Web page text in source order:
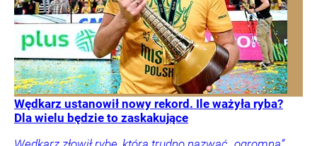
Wędkarz ustanowił nowy rekord. Ile ważyła ryba?
Dla wielu będzie to zaskakujące